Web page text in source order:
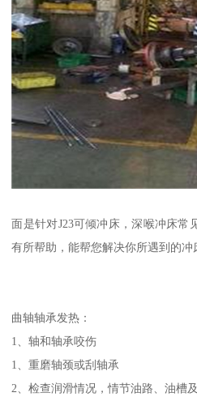
面是针对J23可倾冲床，深喉冲床常
有所帮助，能帮您解决你所遇到的冲
曲轴轴承发热：
1、轴和轴承咬伤
1、重磨轴颈或刮轴承
2、检查润滑情况，情节油路、油槽